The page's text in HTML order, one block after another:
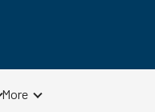
More